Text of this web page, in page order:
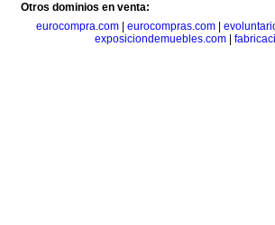
Otros dominios en venta:
eurocompra.com| eurocompras.com|
exposiciondemuebles.com|